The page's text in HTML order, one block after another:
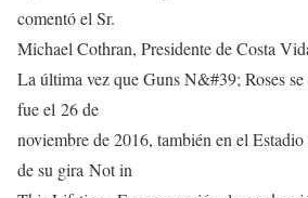
comentó el Sr.
Michael Cothran, Presidente de Costa
La última vez que Guns N&#39; Roses
fue el 26 de
noviembre de 2016, también en el
de su gira Not in